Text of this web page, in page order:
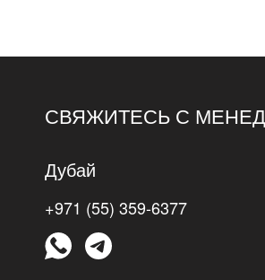
СВЯЖИТЕСЬ С
Дубай
+971 (55) 359-6377